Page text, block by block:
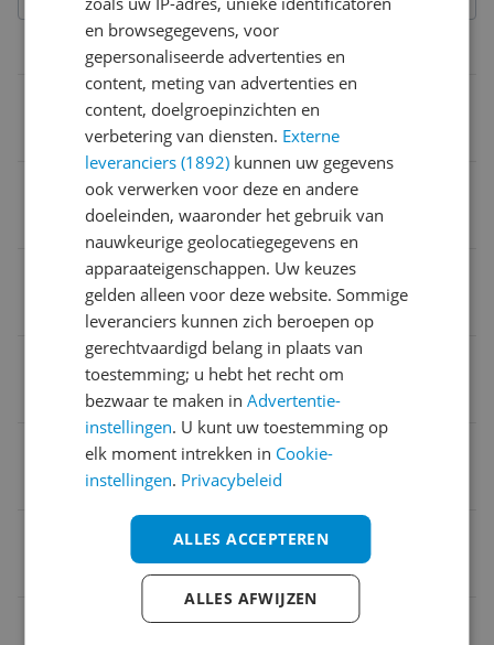
Overige kenmerken
Product gewicht
Verpakking lengte
31,8 cm
Maatadvies
Valt normaal: bestel je eigen maat
Naam verantwoordelijke marktdeelnemer in de EU
Gabor Shoes AG
en browsegegevens, voor
gepersonaliseerde advertenties en
content, meting van advertenties en
content, doelgroepinzichten en
verbetering van diensten. Externe
leveranciers (1892) kunnen uw gegevens
ook verwerken voor deze en andere
doeleinden, waaronder het gebruik van
nauwkeurige geolocatiegegevens en
apparaateigenschappen. Uw keuzes
gelden alleen voor deze website. Sommige
leveranciers kunnen zich beroepen op
gerechtvaardigd belang in plaats van
toestemming; u hebt het recht om
bezwaar te maken inAdvertentie-
instellingen. U kunt uw toestemming op
elk moment intrekken in Cookie-
instellingen. Privacybeleid
ALLES ACCEPTEREN
ALLES AFWIJZEN